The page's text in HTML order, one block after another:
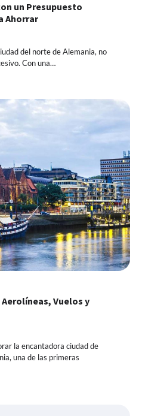
un Presupuesto
Ahorrar
del norte de Alemania, no
Con una…
Vuelos y
la encantadora ciudad de
una de las primeras